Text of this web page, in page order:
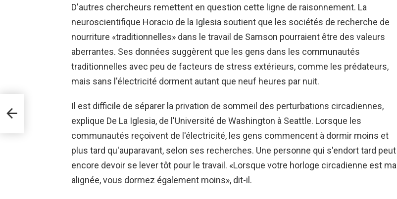
D'autres chercheurs remettent en question cette ligne de raisonnement. La
neuroscientifique Horacio de la Iglesia soutient que les sociétés de recherche de
nourriture «traditionnelles» dans le travail de Samson pourraient être des valeurs
aberrantes. Ses données suggèrent que les gens dans les communautés
traditionnelles avec peu de facteurs de stress extérieurs, comme les prédateurs,
mais sans l'électricité dorment autant que neuf heures par nuit.
Il est difficile de séparer la privation de sommeil des perturbations circadiennes,
explique De La Iglesia, de l'Université de Washington à Seattle. Lorsque les
communautés reçoivent de l'électricité, les gens commencent à dormir moins et
plus tard qu'auparavant, selon ses recherches. Une personne qui s'endort tard peut
encore devoir se lever tôt pour le travail. «Lorsque votre horloge circadienne est mal
alignée, vous dormez également moins», dit-il.